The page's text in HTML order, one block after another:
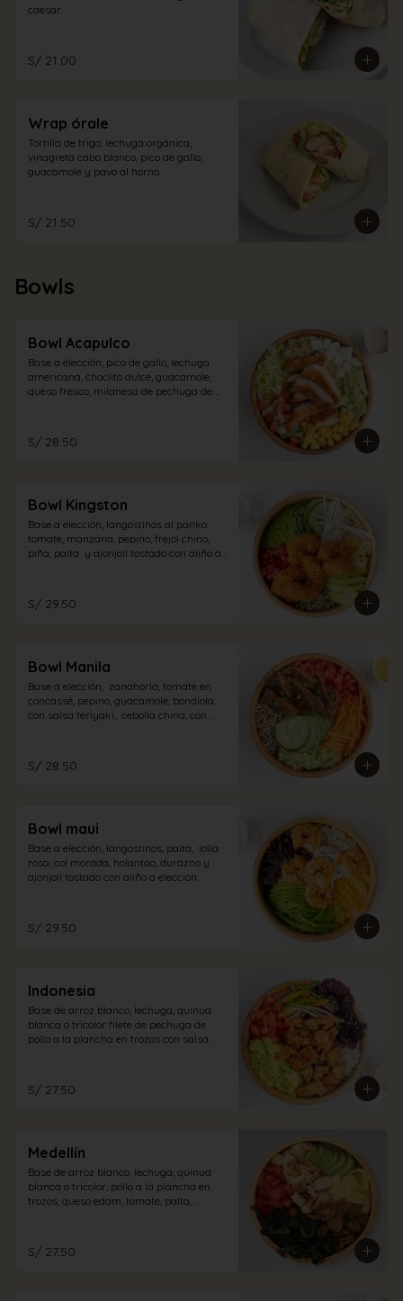
caesar.
S/ 21.00
Wrap órale
Tortilla de trigo, lechuga orgánica,
vinagreta cabo blanco, pico de gallo,
guacamole y pavo al horno.
S/ 21.50
Bowls
Bowl Acapulco
Base a elección, pico de gallo, lechuga
americana, choclito dulce, guacamole,
queso fresco, milanesa de pechuga de
S/ 28.50
Bowl Kingston
Base a elección, langostinos al panko,
tomate, manzana, pepino, frejol chino,
piña, palta  y ajonjolí tostado con aliño a
S/ 29.50
Bowl Manila
Base a elección,  zanahoria, tomate en
concassé, pepino, guacamole, bondiola
con salsa teriyaki,  cebolla china, con
S/ 28.50
Bowl maui
Base a elección, langostinos, palta,  lolla
rosa, col morada, holantao, durazno y
ajonjolí tostado con aliño a elección.
S/ 29.50
Indonesia
Base de arroz blanco, lechuga, quinua
blanca o tricolor filete de pechuga de
pollo a la plancha en trozos con salsa
con vinagreta cabo blanco. (picante)
S/ 27.50
Medellín
Base de arroz blanco, lechuga, quinua
blanca o tricolor, pollo a la plancha en
trozos, queso edam, tomate, palta,
S/ 27.50